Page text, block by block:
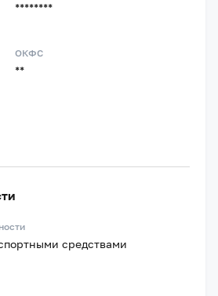
********
ОКФС
**
средствами